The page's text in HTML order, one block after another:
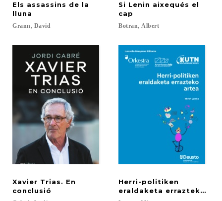
Els assassins de la
lluna
Grann, David
Si Lenin aixequés el
cap
Botran, Albert
Xavier Trias. En
conclusió
Herri-politiken
eraldaketa errazteko